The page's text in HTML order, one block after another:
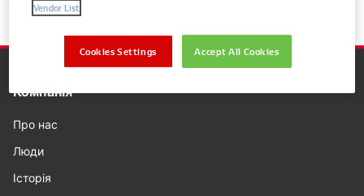
Компанія
Про нас
Люди
Історія
Vendor List
Accept All Cookies
Cookies Settings